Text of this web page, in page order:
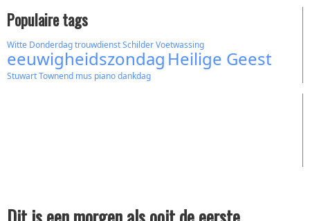
Populaire tags
Witte DonderdagtrouwdienstSchilderVoetwassing
eeuwigheidszondag Heilige Geest
Stuwart Townend mus pianodankdag